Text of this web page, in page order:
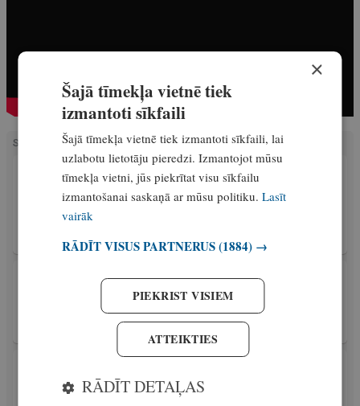
SAISTĪTIE RAKSTI
SKATIES! Jaudīgas zivis, neaizmirstamas
cīņas ar skaistām, spēcīgām karpām. Cope
Draudziņu dīķos
Ekskluzīvi 30. maijs, 2026
Slips ir, bet autostāvvietas nav. Makšķernieki
sašutuši par situāciju pie Juglas ezera
29. maijs, 2026
Kā iesācējiem, tā pieredzējušiem copmaņiem!
Notiks makšķerēšanas sacensības LUDZAS
×
Šajā tīmekļa vietnē tiek
izmantoti sīkfaili
Šajā tīmekļa vietnē tiek izmantoti sīkfaili, lai
uzlabotu lietotāju pieredzi. Izmantojot mūsu
tīmekļa vietni, jūs piekrītat visu sīkfailu
izmantošanai saskaņā ar mūsu politiku.Lasīt
vairāk
RĀDĪT VISUS PARTNERUS(1884) →
PIEKRIST VISIEM
ATTEIKTIES
RĀDĪT DETAĻAS